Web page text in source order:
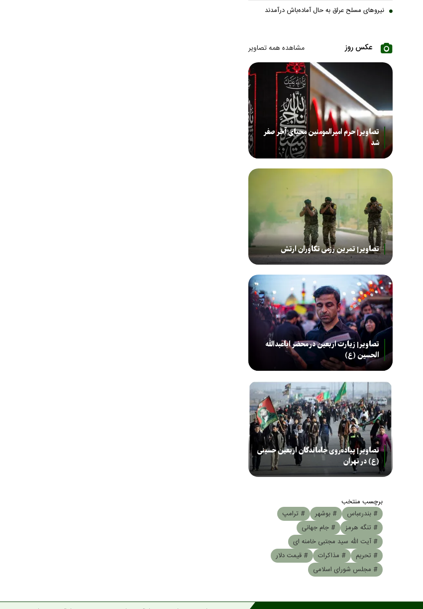
نیروهای مسلح عراق به حال آماده‌باش درآمدند
عکس روز مشاهده همه تصاویر
تصاویر| حرم امیرالمومنین محیای آخر صفر
شد
تصاویر| تمرین رزمی تکاوران ارتش
تصاویر| زیارت اربعین در محضر اباعبدالله
الحسین (ع)
تصاویر| پیاده‌روی جاماندگان اربعین حسینی
(ع) در تهران
برچسب منتخب
# بندرعباس
# بوشهر
# ترامپ
# تنگه هرمز
# جام جهانی
# آیت الله سید مجتبی خامنه ای
# تحریم
# مذاکرات
# قیمت دلار
# مجلس شورای اسلامی